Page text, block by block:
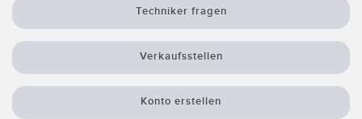
Sensoren für die Zustandsüberwachung
Funksensoren für die Zustandsüberwachung
Vibrationssensoren
Techniker fragen
Verkaufsstellen
Konto erstellen